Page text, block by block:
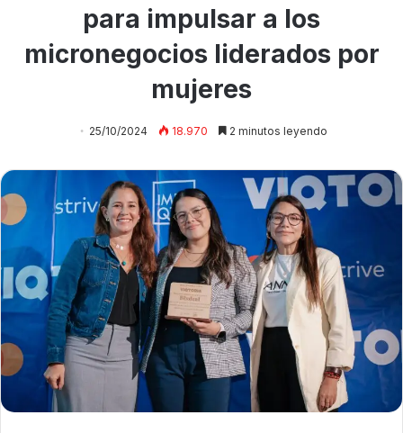
para impulsar a los
micronegocios liderados por
mujeres
25/10/2024 18.970 2 minutos leyendo